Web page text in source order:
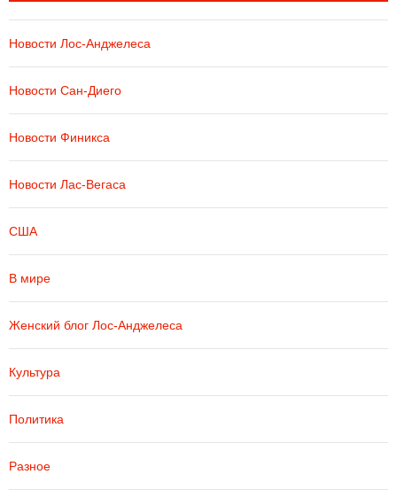
Новости Лос-Анджелеса
Новости Сан-Диего
Новости Финикса
Новости Лас-Вегаса
США
В мире
Женский блог Лос-Анджелеса
Культура
Политика
Разное